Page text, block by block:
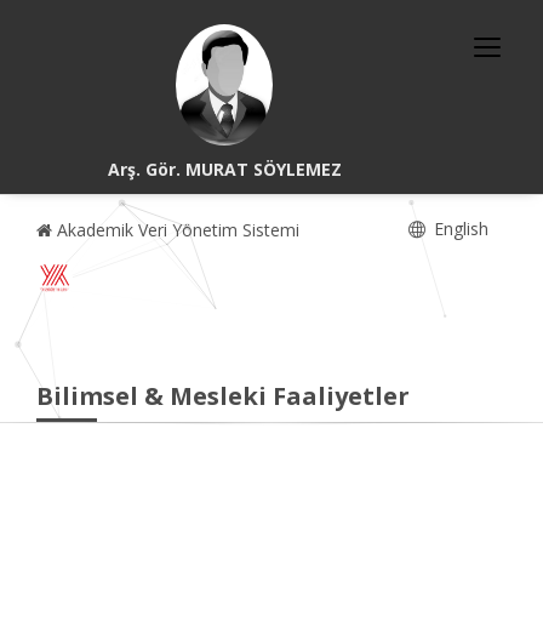
Arş. Gör. MURAT SÖYLEMEZ
Akademik Veri Yönetim Sistemi English
Bilimsel & Mesleki Faaliyetler